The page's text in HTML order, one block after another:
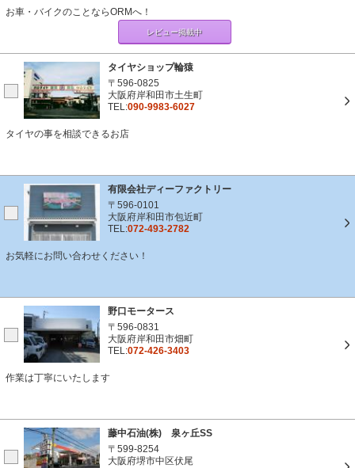
お車・バイクのことならORMへ！
レビュー掲載中
タイヤショップ輪猿
〒596-0825
大阪府岸和田市土生町
TEL:090-9983-6027
タイヤの事を相談できるお店
有限会社ディーファクトリー
〒596-0101
大阪府岸和田市包近町
TEL:072-493-2782
お気軽にお問い合わせください！
野口モータース
〒596-0831
大阪府岸和田市畑町
TEL:072-426-3403
作業は丁寧にいたします
藤中石油(株) 泉ヶ丘SS
〒599-8254
大阪府堺市中区伏尾